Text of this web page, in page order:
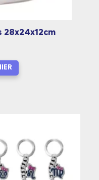
28x24x12cm